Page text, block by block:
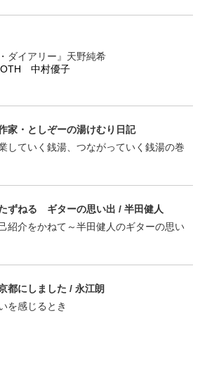
ダイアリー』天野純希
中村優子
家・としぞーの湯けむり日記
ていく銭湯、つながっていく銭湯の巻
ずねる ギターの思い出 / 半田健人
介をかねて～半田健人のギターの思い
都にしました / 永江朗
を感じるとき